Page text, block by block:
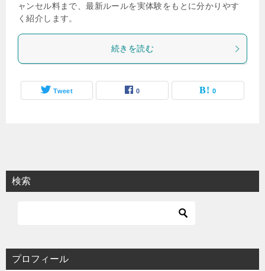
ャンセル料まで、最新ルールを実体験をもとに分かりやす
く紹介します。
続きを読む
Tweet 0 0
検索
プロフィール